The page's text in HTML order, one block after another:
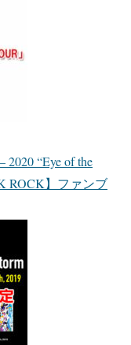
“Eye of the
ROCK】ファンブ